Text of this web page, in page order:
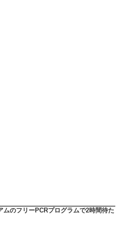
ムのフリーPCRプログラムで2時間待た